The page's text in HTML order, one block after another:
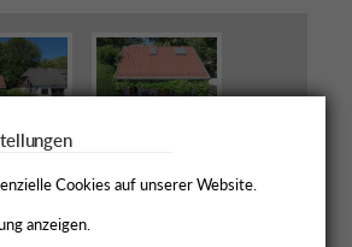
Cookies auf unserer Website.
anzeigen.